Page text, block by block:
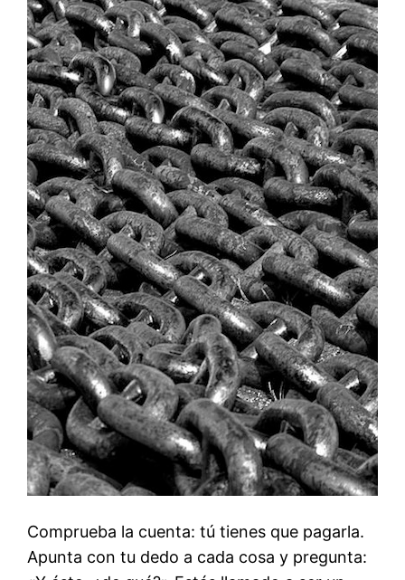
Comprueba la cuenta: tú tienes que pagarla.
Apunta con tu dedo a cada cosa y pregunta: